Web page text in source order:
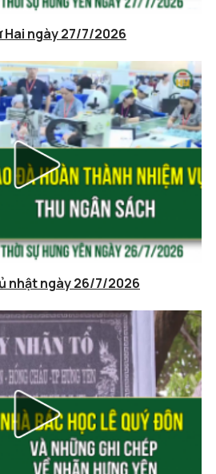
Hai ngày 27/7/2026
nhật ngày 26/7/2026